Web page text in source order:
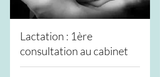
Lactation : 1ère
consultation au cabinet